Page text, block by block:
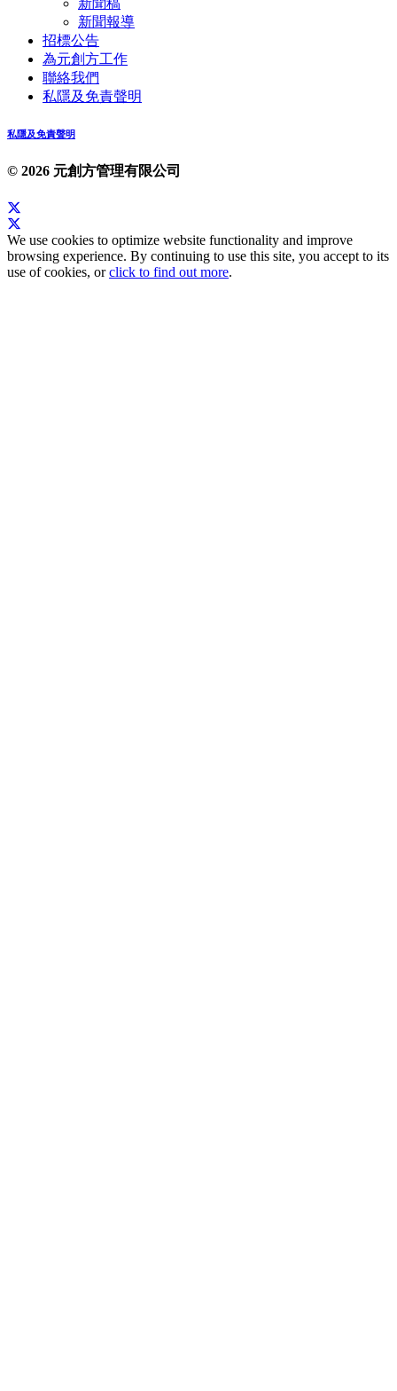
新聞報導
招標公告
為元創方工作
聯絡我們
私隱及免責聲明
私隱及免責聲明
© 2026 元創方管理有限公司
We use cookies to optimize website functionality and improve
browsing experience. By continuing to use this site, you accept to its
use of cookies, orclick to find out more.